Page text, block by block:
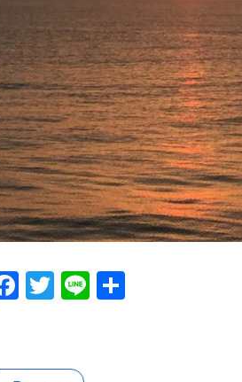
Facebook
Twitter
Line